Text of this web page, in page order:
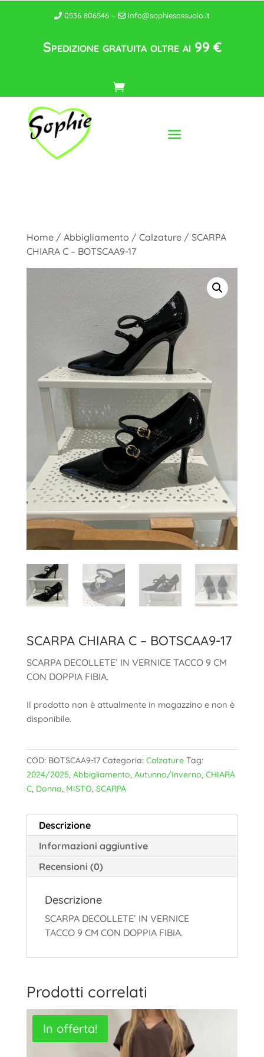
0536 806546 – info@sophiesassuolo.it
Spedizione gratuita oltre ai 99 €
Home/ Abbigliamento / Calzature/ SCARPA
CHIARA C – BOTSCAA9-17
SCARPA CHIARA C – BOTSCAA9-17
SCARPA DECOLLETE’ IN VERNICE TACCO 9 CM
CON DOPPIA FIBIA.
Il prodotto non è attualmente in magazzino e non è
disponibile.
COD: BOTSCAA9-17 Categoria: Calzature Tag:
2024/2025, Abbigliamento, Autunno/Inverno, CHIARA
C, Donna, MISTO, SCARPA
Descrizione
Informazioni aggiuntive
Recensioni (0)
Descrizione
SCARPA DECOLLETE’ IN VERNICE
TACCO 9 CM CON DOPPIA FIBIA.
Prodotti correlati
In offerta!